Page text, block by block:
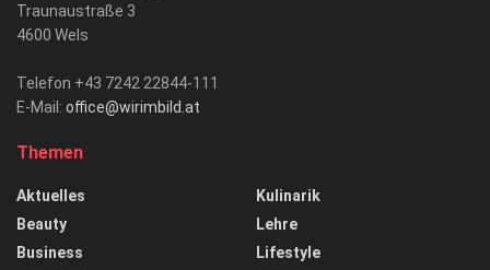
Traunaustraße 3
4600 Wels
Telefon +43 7242 22844-111
E-Mail: office@wirimbild.at
Themen
Aktuelles
Beauty
Business
Kulinarik
Lehre
Lifestyle